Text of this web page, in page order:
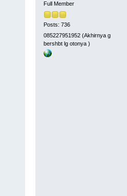
Full Member
Posts: 736
085227951952 (Akhirnya g
bershbt lg otonya )